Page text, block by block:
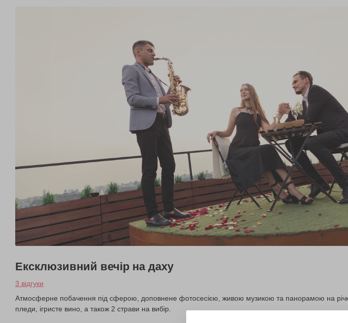
Ексклюзивний вечір на даху
3 відгуки
Атмосферне побачення під сферою, доповнене фотосесією, живою музикою та панорамою на
пледи, ігристе вино, а також 2 страви на вибір.